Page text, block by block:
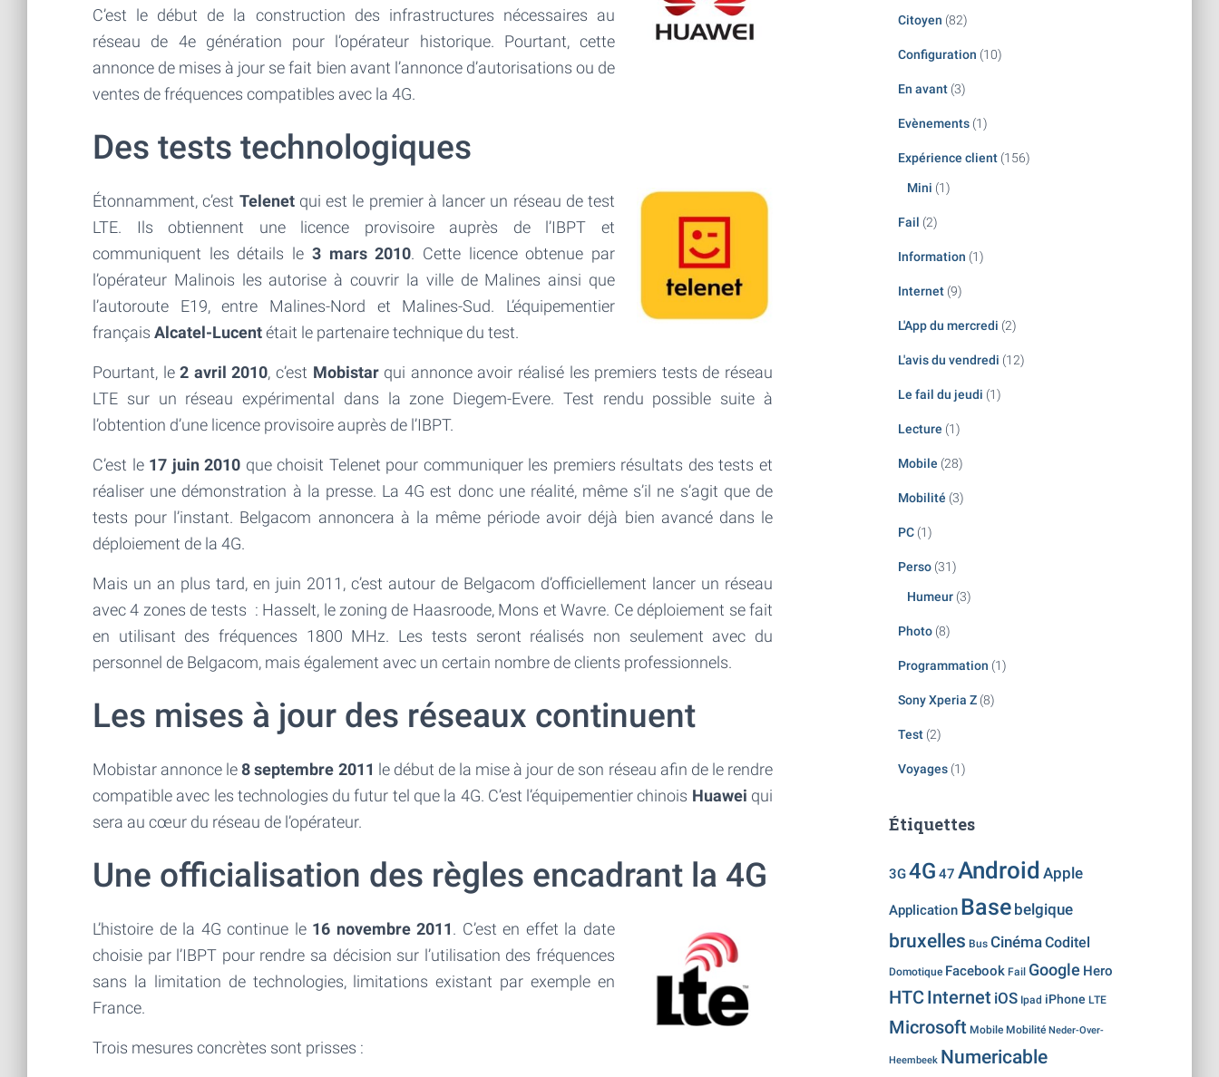
C’est le début de la construction des infrastructures nécessaires au
réseau de 4e génération pour l’opérateur historique. Pourtant, cette
annonce de mises à jour se fait bien avant l’annonce d’autorisations ou de
ventes de fréquences compatibles avec la 4G.
Des tests technologiques
Étonnamment, c’est Telenetqui est le premier à lancer un réseau de test
LTE. Ils obtiennent une licence provisoire auprès de l’IBPT et
communiquent les détails le 3 mars 2010. Cette licence obtenue par
l’opérateur Malinois les autorise à couvrir la ville de Malines ainsi que
l’autoroute E19, entre Malines-Nord et Malines-Sud. L’équipementier
français Alcatel-Lucentétait le partenaire technique du test.
Pourtant, le2 avril 2010, c’est Mobistarqui annonce avoir réalisé les premiers tests de réseau
LTE sur un réseau expérimental dans la zone Diegem-Evere. Test rendu possible suite à
l’obtention d’une licence provisoire auprès de l’IBPT.
C’est le 17 juin 2010 que choisit Telenet pour communiquer les premiers résultats des tests et
réaliser une démonstration à la presse. La 4G est donc une réalité, même s’il ne s’agit que de
tests pour l’instant. Belgacom annoncera à la même période avoir déjà bien avancé dans le
déploiement de la 4G.
Mais un an plus tard, en juin 2011, c’est autour de Belgacom d’officiellement lancer un réseau
avec 4 zones de tests : Hasselt, le zoning de Haasroode, Mons et Wavre. Ce déploiement se fait
en utilisant des fréquences 1800 MHz. Les tests seront réalisés non seulement avec du
personnel de Belgacom, mais également avec un certain nombre de clients professionnels.
Les mises à jour des réseaux continuent
Mobistar annonce le8 septembre 2011 le début de la mise à jour de son réseau afin de le rendre
compatible avec les technologies du futur tel que la 4G. C’est l’équipementier chinois Huawei qui
sera au cœur du réseau de l’opérateur.
Une officialisation des règles encadrant la 4G
L’histoire de la 4G continue le 16 novembre 2011. C’est en effet la date
choisie par l’IBPT pour rendre sa décision sur l’utilisation des fréquences
sans la limitation de technologies, limitations existant par exemple en
France.
Trois mesures concrètes sont prisses :
Citoyen (82)
Configuration (10)
En avant(3)
Evènements(1)
Expérience client(156)
Mini (1)
Fail (2)
Information (1)
Internet(9)
L'App du mercredi (2)
L'avis du vendredi (12)
Le fail du jeudi (1)
Lecture (1)
Mobile (28)
Mobilité (3)
PC(1)
Perso(31)
Humeur(3)
Photo(8)
Programmation (1)
Sony Xperia Z(8)
Test(2)
Voyages(1)
Étiquettes
3G4G 47 Android Apple
Application Base belgique
bruxelles Bus CinémaCoditel
Domotique Facebook Fail Google Hero
HTCInternet iOS Ipad iPhone LTE
Microsoft Mobile Mobilité Neder-Over-
Heembeek Numericable